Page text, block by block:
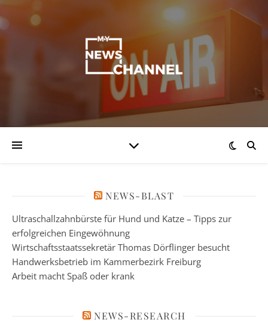
NEWS-BLAST
Ultraschallzahnbürste für Hund und Katze – Tipps zur
erfolgreichen Eingewöhnung
Wirtschaftsstaatssekretär Thomas Dörflinger besucht
Handwerksbetrieb im Kammerbezirk Freiburg
Arbeit macht Spaß oder krank
NEWS-RESEARCH